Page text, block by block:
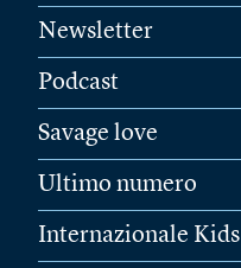
Newsletter
Podcast
Savage love
Ultimo numero
Internazionale Kids